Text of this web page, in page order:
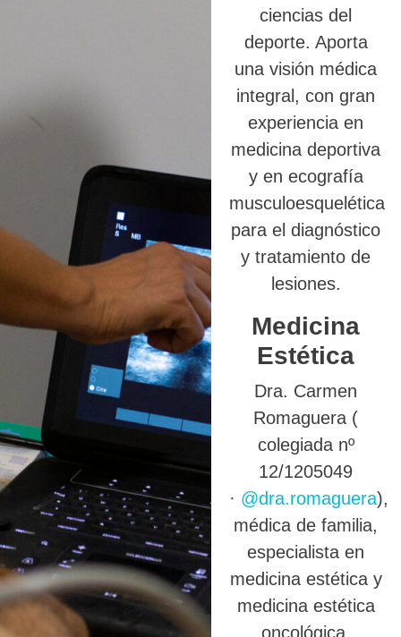
ciencias del
deporte. Aporta
una visión médica
integral, con gran
experiencia en
medicina deportiva
y en ecografía
musculoesquelética
para el diagnóstico
y tratamiento de
lesiones.
Medicina
Estética
Dra. Carmen
Romaguera (
colegiada nº
12/1205049
· @dra.romaguera),
médica de familia,
especialista en
medicina estética y
medicina estética
oncológica.